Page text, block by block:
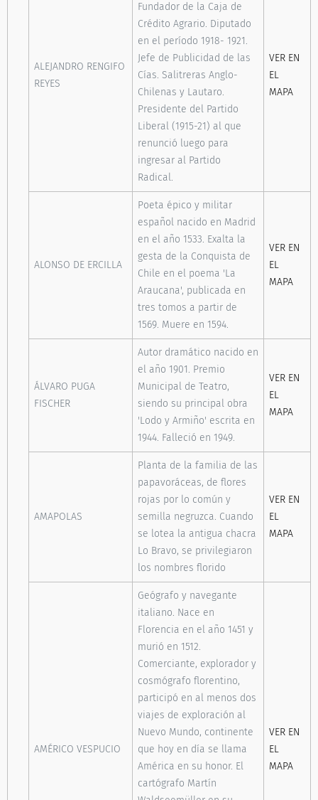
ALEJANDRO RENGIFO
REYES
Fundador de la Caja de
Crédito Agrario. Diputado
en el período 1918- 1921.
Jefe de Publicidad de las
Cías. Salitreras Anglo-
Chilenas y Lautaro.
Presidente del Partido
Liberal (1915-21) al que
renunció luego para
ingresar al Partido
Radical.
VER EN
EL
MAPA
ALONSO DE ERCILLA
Poeta épico y militar
español nacido en Madrid
en el año 1533. Exalta la
gesta de la Conquista de
Chile en el poema 'La
Araucana', publicada en
tres tomos a partir de
1569. Muere en 1594.
VER EN
EL
MAPA
ÁLVARO PUGA
FISCHER
Autor dramático nacido en
el año 1901. Premio
Municipal de Teatro,
siendo su principal obra
'Lodo y Armiño' escrita en
1944. Falleció en 1949.
VER EN
EL
MAPA
AMAPOLAS
Planta de la familia de las
papavoráceas, de flores
rojas por lo común y
semilla negruzca. Cuando
se lotea la antigua chacra
Lo Bravo, se privilegiaron
los nombres florido
VER EN
EL
MAPA
AMÉRICO VESPUCIO
Geógrafo y navegante
italiano. Nace en
Florencia en el año 1451 y
murió en 1512.
Comerciante, explorador y
cosmógrafo florentino,
participó en al menos dos
viajes de exploración al
Nuevo Mundo, continente
que hoy en día se llama
América en su honor. El
cartógrafo Martín
VER EN
EL
MAPA